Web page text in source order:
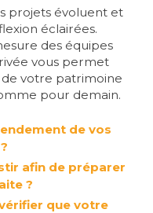
projets évoluent et
éclairées.
des équipes
vous permet
de votre patrimoine
pour demain.
de vos
afin de préparer
?
que votre